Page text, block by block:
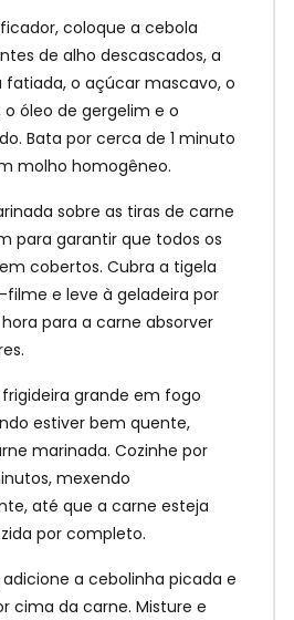
coloque a cebola
de alho descascados, a
o açúcar mascavo, o
óleo de gergelim e o
Bata por cerca de 1 minuto
molho homogêneo.
sobre as tiras de carne
para garantir que todos os
cobertos. Cubra a tigela
e leve à geladeira por
para a carne absorver
grande em fogo
estiver bem quente,
marinada. Cozinhe por
mexendo
até que a carne esteja
por completo.
adicione a cebolinha picada e
cima da carne. Misture e